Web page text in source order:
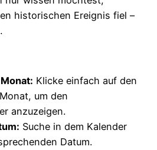
historischen Ereignis fiel –
Klicke einfach auf den
um den
anzuzeigen.
Suche in dem Kalender
Datum.